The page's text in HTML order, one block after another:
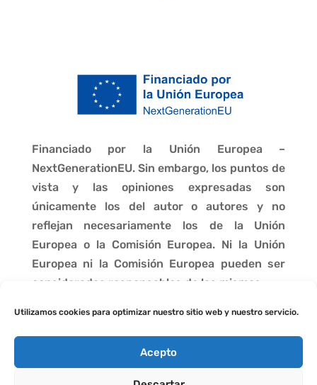
Utilizamos cookies para optimizar nuestro sitio web y nuestro servicio.
Acepto
Financiado por la Unión Europea –
NextGenerationEU. Sin embargo, los puntos de
vista y las opiniones expresadas son
únicamente los del autor o autores y no
reflejan necesariamente los de la Unión
Europea o la Comisión Europea. Ni la Unión
Europea ni la Comisión Europea pueden ser
consideradas responsables de las mismas.